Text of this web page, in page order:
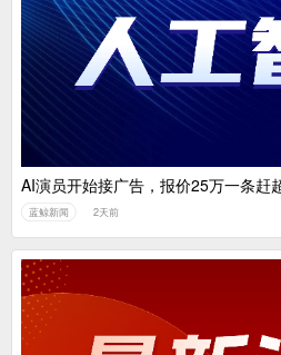
AI演员开始接广告，报价25万一条赶
蓝鲸新闻 2天前